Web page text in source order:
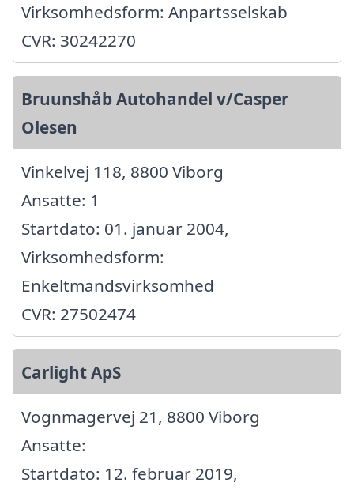
Virksomhedsform: Anpartsselskab
CVR: 30242270
Bruunshåb Autohandel v/Casper
Olesen
Vinkelvej 118, 8800 Viborg
Ansatte: 1
Startdato: 01. januar 2004,
Virksomhedsform:
Enkeltmandsvirksomhed
CVR: 27502474
Carlight ApS
Vognmagervej 21, 8800 Viborg
Ansatte:
Startdato: 12. februar 2019,